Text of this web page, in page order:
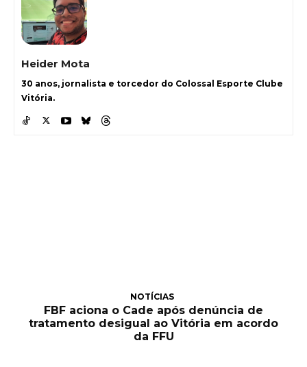
Heider Mota
30 anos, jornalista e torcedor do Colossal Esporte Clube
Vitória.
NOTÍCIAS
FBF aciona o Cade após denúncia de
tratamento desigual ao Vitória em acordo
da FFU